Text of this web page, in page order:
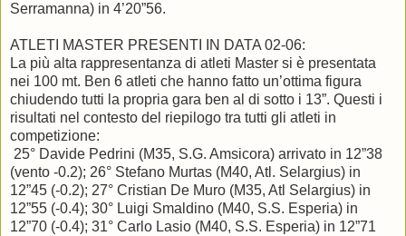
Serramanna) in 4’20”56.
ATLETI MASTER PRESENTI IN DATA 02-06:
La più alta rappresentanza di atleti Master si è presentata
nei 100 mt. Ben 6 atleti che hanno fatto un’ottima figura
chiudendo tutti la propria gara ben al di sotto i 13”. Questi i
risultati nel contesto del riepilogo tra tutti gli atleti in
competizione:
25° Davide Pedrini (M35, S.G. Amsicora) arrivato in 12”38
(vento -0.2); 26° Stefano Murtas (M40, Atl. Selargius) in
12”45 (-0.2); 27° Cristian De Muro (M35, Atl Selargius) in
12”55 (-0.4); 30° Luigi Smaldino (M40, S.S. Esperia) in
12”70 (-0.4); 31° Carlo Lasio (M40, S.S. Esperia) in 12”71